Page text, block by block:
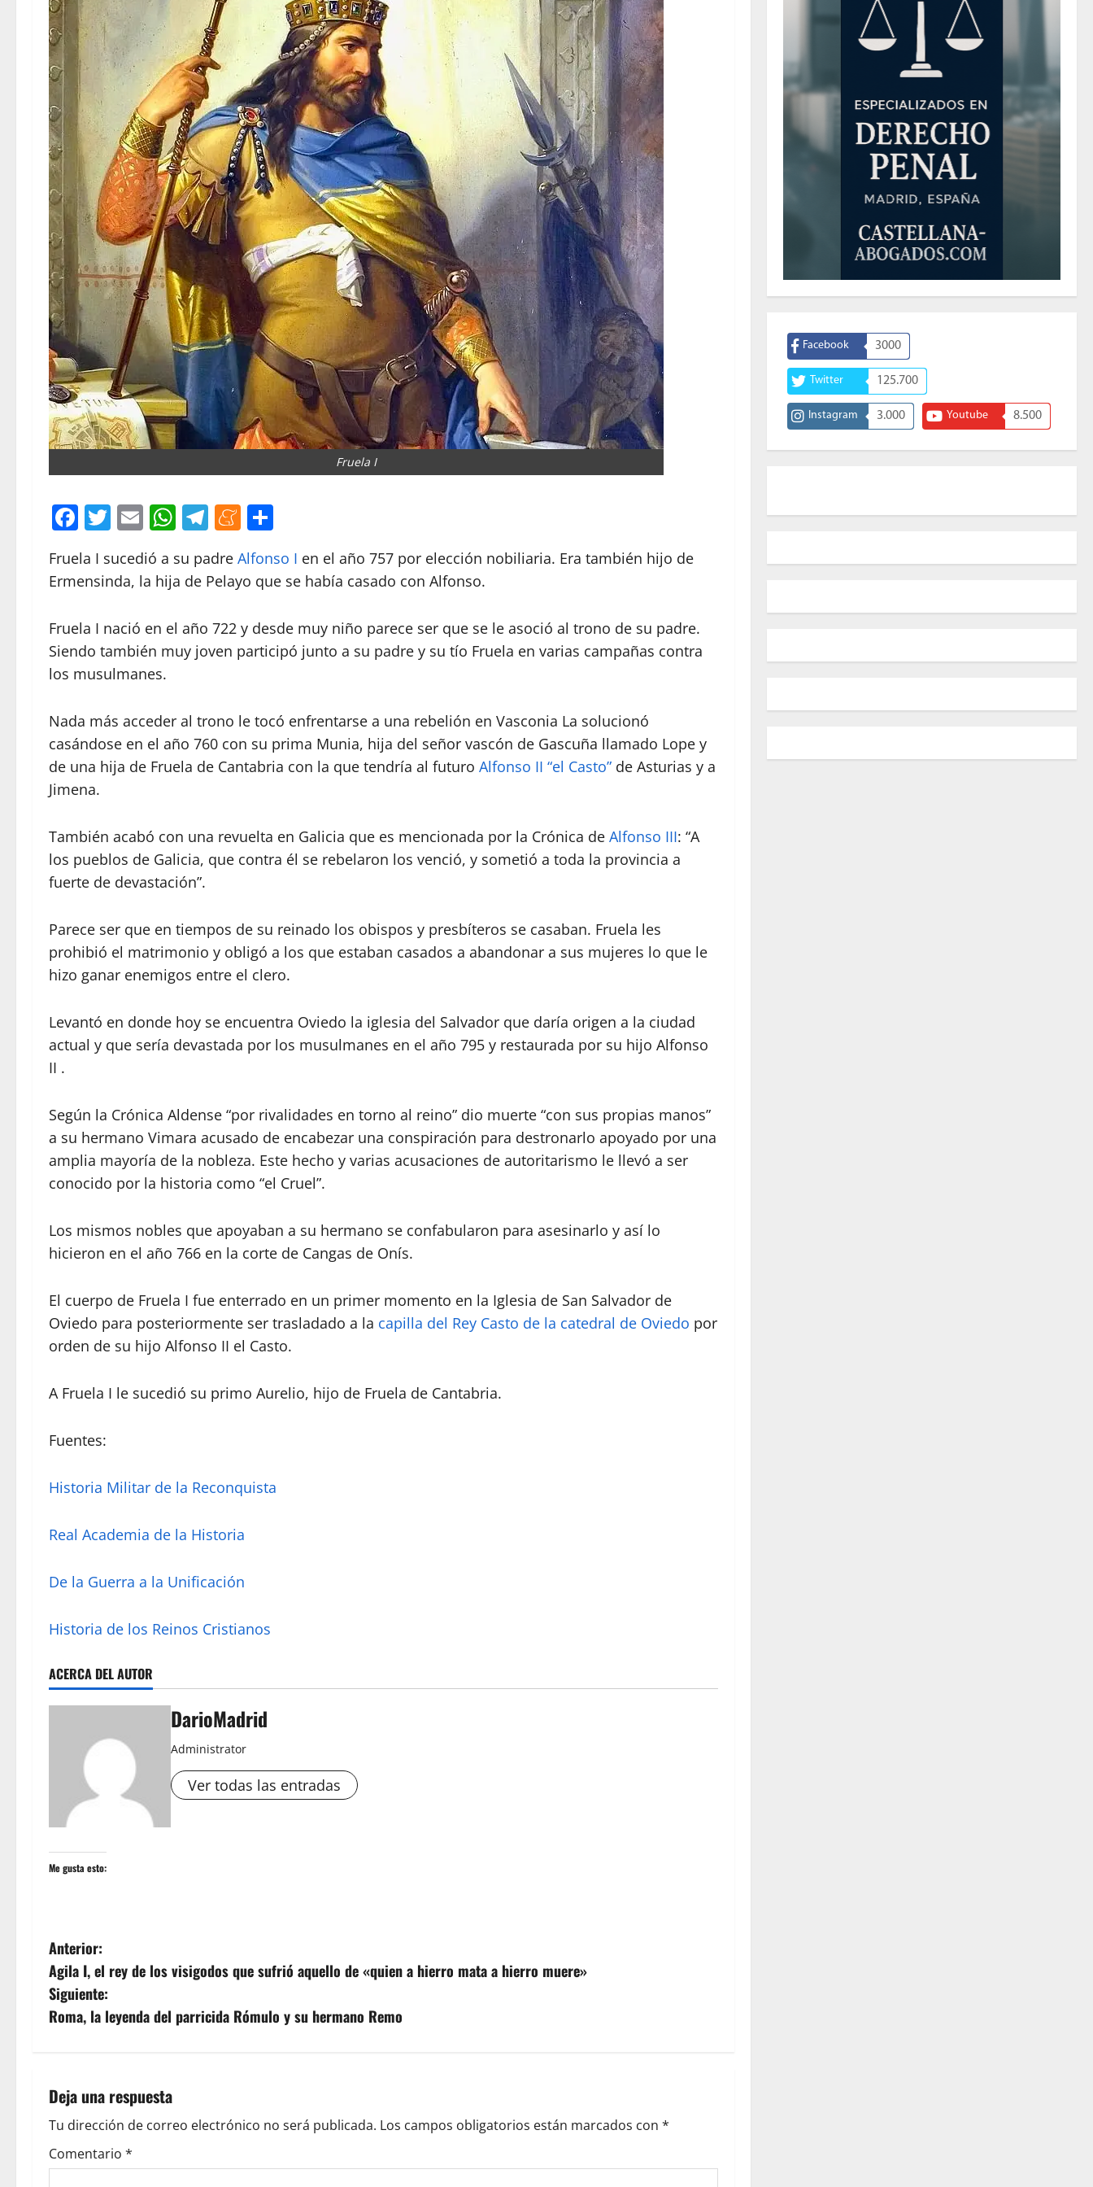
Fruela I
Facebook
Twitter
EmailWhatsApp
Telegram
Meneame
Fruela I sucedió a su padre Alfonso I en el año 757 por elección nobiliaria. Era también hijo de
Ermensinda, la hija de Pelayo que se había casado con Alfonso.
Fruela I nació en el año 722 y desde muy niño parece ser que se le asoció al trono de su padre.
Siendo también muy joven participó junto a su padre y su tío Fruela en varias campañas contra
los musulmanes.
Nada más acceder al trono le tocó enfrentarse a una rebelión en Vasconia La solucionó
casándose en el año 760 con su prima Munia, hija del señor vascón de Gascuña llamado Lope y
de una hija de Fruela de Cantabria con la que tendría al futuro Alfonso II “el Casto” de Asturias y a
Jimena.
También acabó con una revuelta en Galicia que es mencionada por la Crónica de Alfonso III: “A
los pueblos de Galicia, que contra él se rebelaron los venció, y sometió a toda la provincia a
fuerte de devastación”.
Parece ser que en tiempos de su reinado los obispos y presbíteros se casaban. Fruela les
prohibió el matrimonio y obligó a los que estaban casados a abandonar a sus mujeres lo que le
hizo ganar enemigos entre el clero.
Levantó en donde hoy se encuentra Oviedo la iglesia del Salvador que daría origen a la ciudad
actual y que sería devastada por los musulmanes en el año 795 y restaurada por su hijo Alfonso
II .
Según la Crónica Aldense “por rivalidades en torno al reino” dio muerte “con sus propias manos”
a su hermano Vimara acusado de encabezar una conspiración para destronarlo apoyado por una
amplia mayoría de la nobleza. Este hecho y varias acusaciones de autoritarismo le llevó a ser
conocido por la historia como “el Cruel”.
Los mismos nobles que apoyaban a su hermano se confabularon para asesinarlo y así lo
hicieron en el año 766 en la corte de Cangas de Onís.
El cuerpo de Fruela I fue enterrado en un primer momento en la Iglesia de San Salvador de
Oviedo para posteriormente ser trasladado a la capilla del Rey Casto de la catedral de Oviedo por
orden de su hijo Alfonso II el Casto.
A Fruela I le sucedió su primo Aurelio, hijo de Fruela de Cantabria.
Fuentes:
Historia Militar de la Reconquista
Real Academia de la Historia
De la Guerra a la Unificación
Historia de los Reinos Cristianos
ACERCA DEL AUTOR
DarioMadrid
Administrator
Ver todas las entradas
Me gusta esto:
N
a
v
g
a
c
Anterior:
Agila I, el rey de los visigodos que sufrió aquello de «quien a hierro mata a hierro muere»
Siguiente:
Roma, la leyenda del parricida Rómulo y su hermano Remo
Deja una respuesta
Tu dirección de correo electrónico no será publicada. Los campos obligatorios están marcados con *
Comentario *
Facebook 3000
Twitter 125.700
Instagram 3.000 Youtube 8.500